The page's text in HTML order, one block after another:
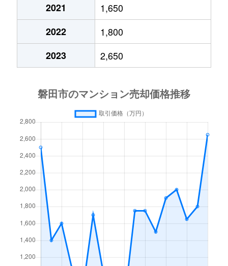
城之崎
700万円
城之崎
3,300万円
城之崎
4,100万円
国府台
3,700万円 磐田
徒歩29分
1,800万円 磐田
国府台
徒歩25分
国府台
徒歩19分
国府台
徒歩23分
国府台
400万円 磐田
徒歩18分
国府台
1,200万円 磐田
小島
600万円 豊田町
城之崎
1,000万円
城之崎
4,000万円
国府台
3,700万円
徒歩45分
駒場
徒歩1時
下岡田
徒歩45分
白羽
豊田町
徒歩1時
千手堂
1,500万円 磐田
天龍
3,500万円
2021
1,650
2022
1,800
2023
2,650